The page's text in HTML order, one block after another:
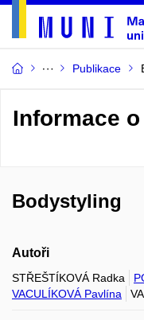
Publikace
Informace
Bodystyling
Autoři
STŘEŠTÍKOVÁ Radka
VACULÍKOVÁ Pavlína